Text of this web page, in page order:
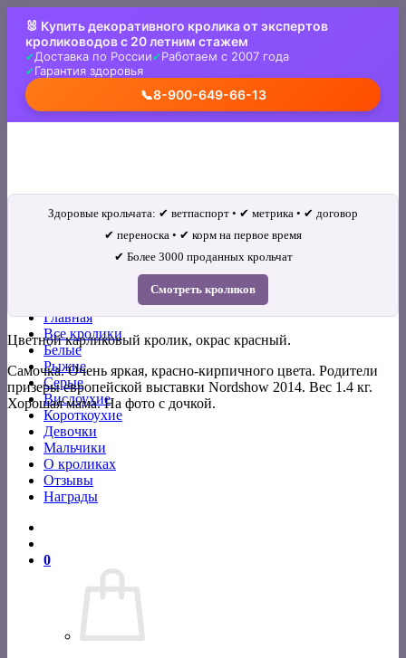
content
🐰 Купить декоративного кролика от экспертов
кролиководов с 20 летним стажем
Доставка по России
Работаем с 2007 года
Гарантия здоровья
📞8-900-649-66-13
Главная
Все кролики
Белые
Рыжие
Серые
Вислоухие
Короткоухие
Девочки
Мальчики
О кроликах
Отзывы
Награды
0
Здоровые крольчата: ✔ ветпаспорт • ✔ метрика • ✔ договор
✔ переноска • ✔ корм на первое время
✔ Более 3000 проданных крольчат
Смотреть кроликов
Цветной карликовый кролик, окрас красный.
Самочка. Очень яркая, красно-кирпичного цвета. Родители
призеры европейской выставки Nordshow 2014. Вес 1.4 кг.
Хорошая мама. На фото с дочкой.